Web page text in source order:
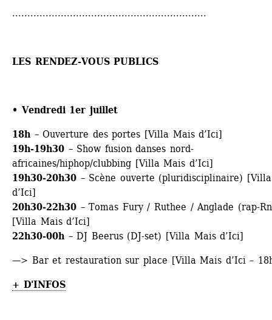
................................................................
LES RENDEZ-VOUS PUBLICS
• Vendredi 1er juillet
18h – Ouverture des portes [Villa Mais d’Ici]
19h-19h30 – Show fusion danses nord-
africaines/hiphop/clubbing [Villa Mais d’Ici]
19h30-20h30 – Scène ouverte (pluridisciplinaire)
d’Ici]
20h30-22h30 – Tomas Fury / Ruthee / Anglade (rap-
[Villa Mais d’Ici]
22h30-00h– DJ Beerus (DJ-set) [Villa Mais d’Ici]
—> Bar et restauration sur place [Villa Mais d’Ici –
+ D'INFOS